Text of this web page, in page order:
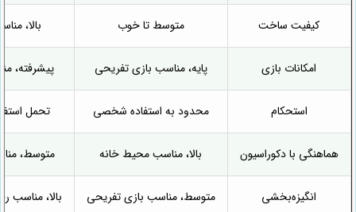
کیفیت ساخت متوسط تا خوب بالا،
امکانات بازی پایه، مناسب بازی تفریحی پیشرفته،
استحکام محدود به استفاده شخصی تحمل
هماهنگی با دکوراسیون بالا، مناسب محیط خانه متوسط،
انگیزه‌بخشی متوسط، مناسب بازی تفریحی بالا، مناسب